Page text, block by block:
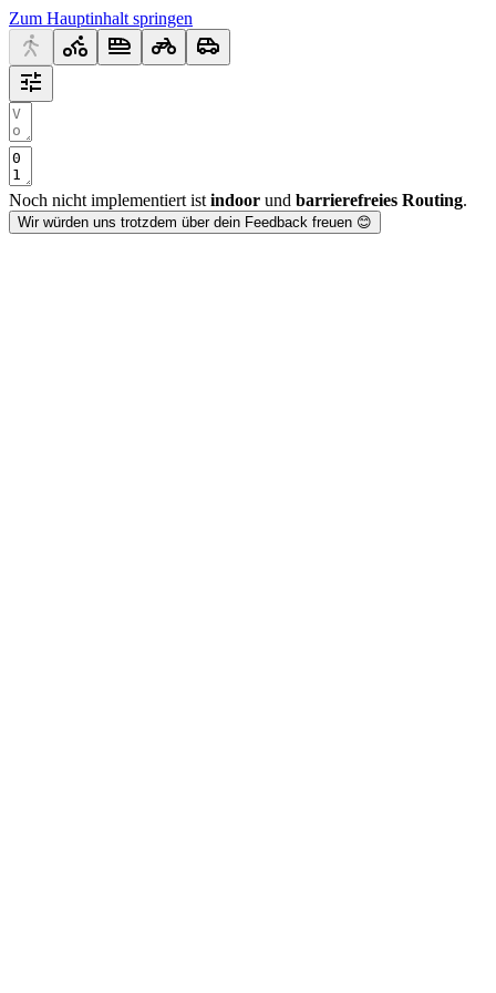
Zum Hauptinhalt springen
Noch nicht implementiert ist indoor und barrierefreies Routing.
Wir würden uns trotzdem über dein Feedback freuen 😊